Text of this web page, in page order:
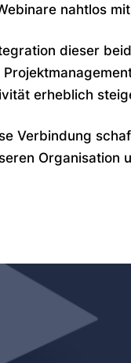
nahtlos
dieser
erheblich
Verbindung
Organisation